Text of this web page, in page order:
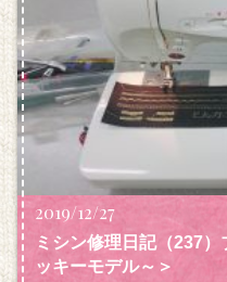
2019/12/27
ミシン修理日記（237
ッキーモデル～＞